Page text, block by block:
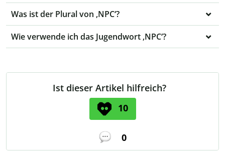
Was ist der Plural von ‚NPC‘?
Wie verwende ich das Jugendwort ‚NPC‘?
Ist dieser Artikel hilfreich?
10
0